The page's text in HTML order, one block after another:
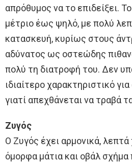
απρόθυμος να το επιδείξει.
μέτριο έως ψηλό, με πολύ
κατασκευή, κυρίως στους
αδύνατος ως οστεώδης
πολύ τη διατροφή του. Δεν
ιδιαίτερο χαρακτηριστικό
γιατί απεχθάνεται να τραβά
Ζυγός
Ο Ζυγός έχει αρμονικά, λεπτά
όμορφα μάτια και οβάλ